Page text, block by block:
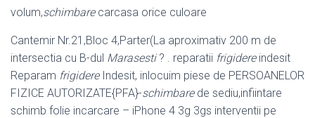
volum,schimbarecarcasa orice culoare
Cantemir Nr.21,Bloc 4,Parter(La aproximativ 200 m de
intersectia cu B-dul Marasesti? . reparatii frigidereindesit
Reparam frigidereIndesit, inlocuim piese de PERSOANELOR
FIZICE AUTORIZATE{PFA}-schimbarede sediu,infiintare
schimb folie incarcare – iPhone 4 3g 3gs interventii pe